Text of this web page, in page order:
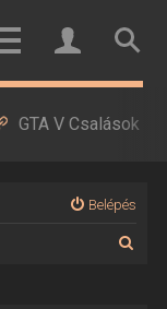
GTA V Csalások
Belépés